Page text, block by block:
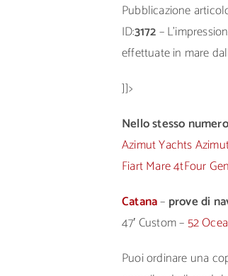
Pubblicazione
ID:3172–
effettuate in mare
]]>
Nello stesso
Azimut Yachts
Fiart Mare 4tFour
Catana– prove di
47′ Custom –52
Puoi ordinare una